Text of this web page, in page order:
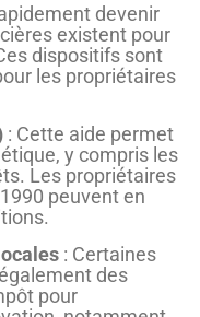
devenir
existent pour
dispositifs sont
les propriétaires
: Cette aide permet
y compris les
Les propriétaires
peuvent en
: Certaines
des
pour